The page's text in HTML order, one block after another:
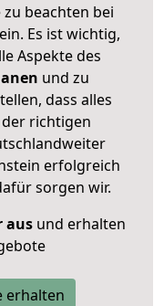
beachten bei
Es ist wichtig,
Aspekte des
und zu
dass alles
richtigen
erfolgreich
sorgen wir.
ausund erhalten
erhalten